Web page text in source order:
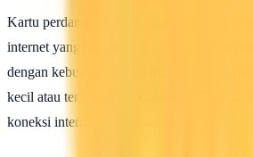
Kartu perdana seluler biasanya memiliki
internet yang bisa kita gunakan. Pilihlah
dengan kebutuhan kita. Jangan memilih
kecil atau terlalu besar, karena hal ini akan
koneksi internet dengan kartu perdana.